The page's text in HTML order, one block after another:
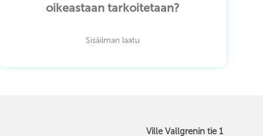
oikeastaan tarkoitetaan?
Sisäilman laatu
Ville Vallgrenin tie 1